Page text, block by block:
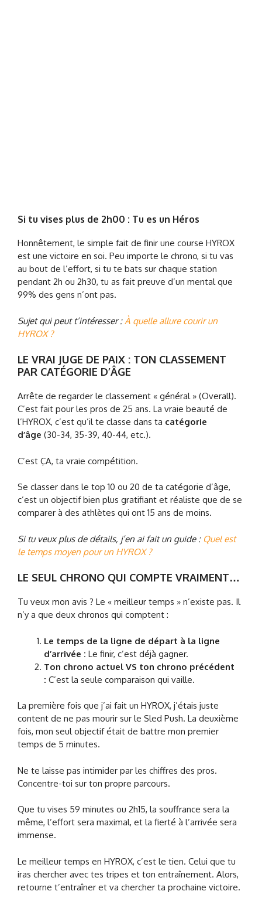
Si tu vises plus de 2h00 : Tu es un Héros
Honnêtement, le simple fait de finir une course HYROX
est une victoire en soi. Peu importe le chrono, si tu vas
au bout de l’effort, si tu te bats sur chaque station
pendant 2h ou 2h30, tu as fait preuve d’un mental que
99% des gens n’ont pas.
Sujet qui peut t’intéresser : À quelle allure courir un
HYROX ?
LE VRAI JUGE DE PAIX : TON CLASSEMENT
PAR CATÉGORIE D’ÂGE
Arrête de regarder le classement « général » (Overall).
C’est fait pour les pros de 25 ans. La vraie beauté de
l’HYROX, c’est qu’il te classe dans ta catégorie
d’âge (30-34, 35-39, 40-44, etc.).
C’est ÇA, ta vraie compétition.
Se classer dans le top 10 ou 20 de ta catégorie d’âge,
c’est un objectif bien plus gratifiant et réaliste que de se
comparer à des athlètes qui ont 15 ans de moins.
Si tu veux plus de détails, j’en ai fait un guide : Quel est
le temps moyen pour un HYROX ?
LE SEUL CHRONO QUI COMPTE VRAIMENT…
Tu veux mon avis ? Le « meilleur temps » n’existe pas. Il
n’y a que deux chronos qui comptent :
Le temps de la ligne de départ à la ligne
d’arrivée : Le finir, c’est déjà gagner.
Ton chrono actuel VS ton chrono précédent
: C’est la seule comparaison qui vaille.
La première fois que j’ai fait un HYROX, j’étais juste
content de ne pas mourir sur le Sled Push. La deuxième
fois, mon seul objectif était de battre mon premier
temps de 5 minutes.
Ne te laisse pas intimider par les chiffres des pros.
Concentre-toi sur ton propre parcours.
Que tu vises 59 minutes ou 2h15, la souffrance sera la
même, l’effort sera maximal, et la fierté à l’arrivée sera
immense.
Le meilleur temps en HYROX, c’est le tien. Celui que tu
iras chercher avec tes tripes et ton entraînement. Alors,
retourne t’entraîner et va chercher ta prochaine victoire.